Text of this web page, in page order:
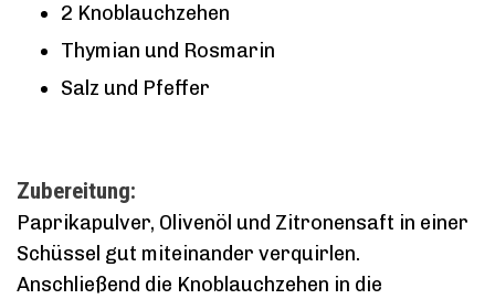
2 Knoblauchzehen
Thymian und Rosmarin
Salz und Pfeffer
Zubereitung:
Paprikapulver, Olivenöl und Zitronensaft in einer
Schüssel gut miteinander verquirlen.
Anschließend die Knoblauchzehen in die